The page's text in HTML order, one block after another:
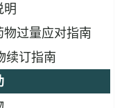
明
物过量应对指南
续订指南